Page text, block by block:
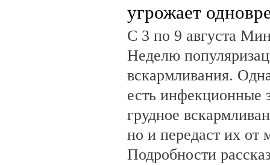
угрожает
С 3 по 9 августа
Неделю
вскармливания.
есть инфекционные
грудное
но и передаст их от
Подробности